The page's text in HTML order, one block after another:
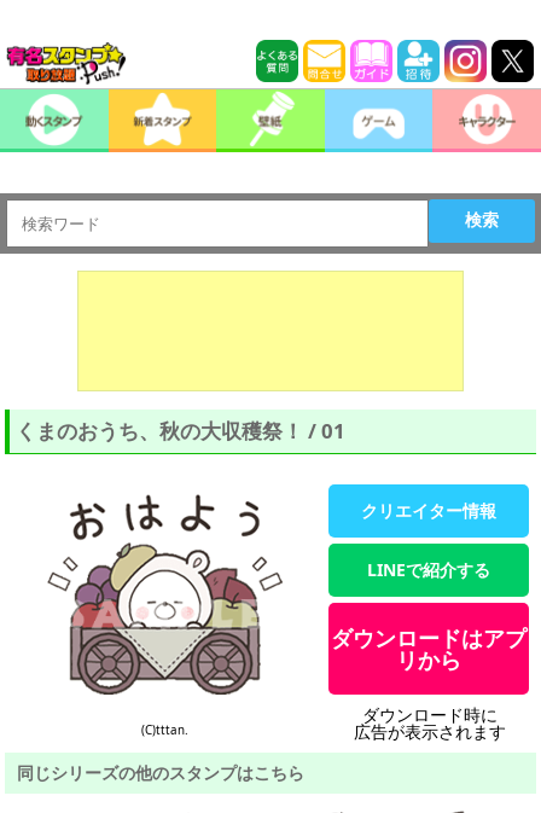
検索
くまのおうち、秋の大収穫祭！ / 01
(C)tttan.
クリエイター情報
LINEで紹介する
ダウンロードはアプ
リから
ダウンロード時に
広告が表示されます
同じシリーズの他のスタンプはこちら